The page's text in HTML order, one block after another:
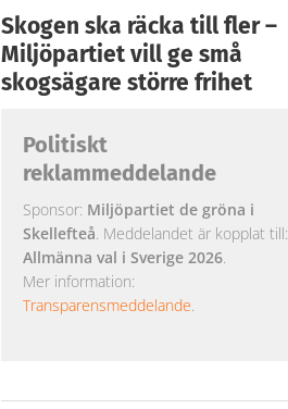
Skogen ska räcka till fler –
Miljöpartiet vill ge små
skogsägare större frihet
Politiskt
reklammeddelande
Sponsor: Miljöpartiet de gröna i
Skellefteå. Meddelandet är kopplat till:
Allmänna val i Sverige 2026.
Mer information:
Transparensmeddelande.